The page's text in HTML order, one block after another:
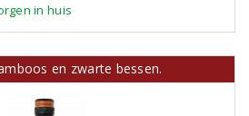
in huis
en zwarte bessen.